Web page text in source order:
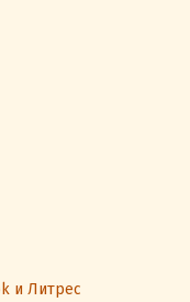
и Литрес